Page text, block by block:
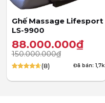
Ghế Massage Lifesport
LS-9900
88.000.000₫
150.000.000₫
5 dựa trên
(8) Đã bán: 1,7k